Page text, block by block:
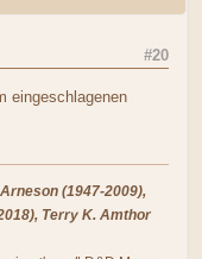
#20
eingeschlagenen
(1947-2009),
Terry K. Amthor